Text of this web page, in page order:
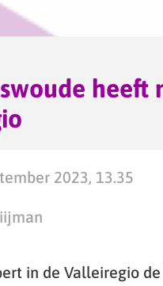
2023, 13.35
in de Valleiregio